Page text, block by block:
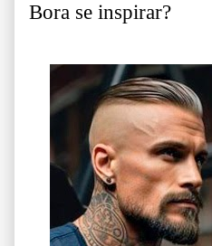
Bora se inspirar?